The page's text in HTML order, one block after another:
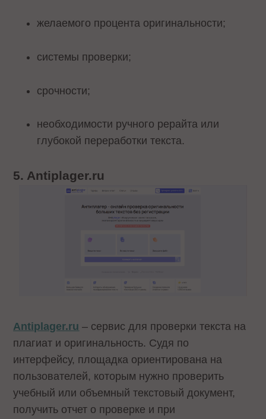
желаемого процента оригинальности;
системы проверки;
срочности;
необходимости ручного рерайта или
глубокой переработки текста.
5. Antiplager.ru
Antiplager.ru – сервис для проверки текста на
плагиат и оригинальность. Судя по
интерфейсу, площадка ориентирована на
пользователей, которым нужно проверить
учебный или объемный текстовый документ,
получить отчет о проверке и при